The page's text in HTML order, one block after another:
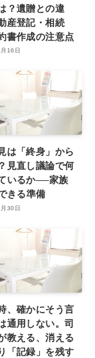
？遺贈との違
産登記・相続
書作成の注意点
16日
は「終身」から
見直し議論で何
いるか──家族
きる準備
30日
、確かにそう言
通用しない。司
教える、消える
「記録」を残す